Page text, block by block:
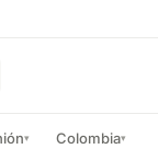
▾ Colombia▾